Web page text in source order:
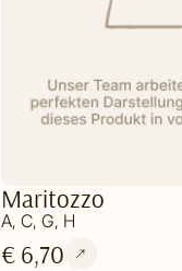
Maritozzo
A, C, G, H
€ 6,70